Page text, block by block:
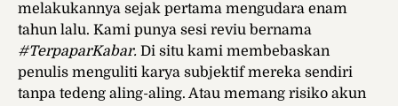
melakukannya sejak pertama mengudara enam
tahun lalu. Kami punya sesi reviu bernama
#TerpaparKabar. Di situ kami membebaskan
penulis menguliti karya subjektif mereka sendiri
tanpa tedeng aling-aling. Atau memang risiko akun